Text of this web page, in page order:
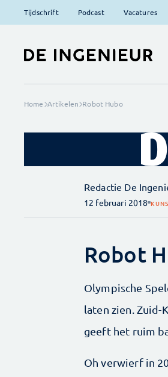
Tijdschrift Podcast Vacatures
Home Artikelen Robot Hubo
Redactie De
12 februari 2018
Robot
Olympische
laten zien. Zuid-
geeft het ruim
Oh verwierf in